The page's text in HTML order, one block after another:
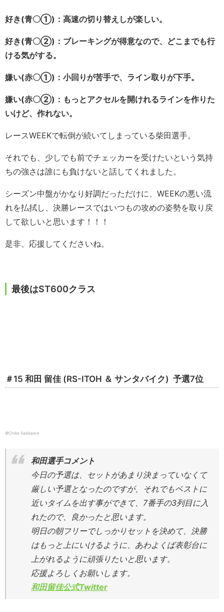
好き(青〇①)：高速の切り替えしが楽しい。
好き(青〇②)：ブレーキングが得意なので、どこまでも行
ける気がする。
嫌い(赤〇①)：小回りが苦手で、ライン取りが下手。
嫌い(赤〇②)：もっとアクセルを開けれるラインを作りた
いけど、作れない。
レースWEEKで転倒が続いてしまっている柴田選手。
それでも、少しでも前でチェッカーを受けたいという気持
ちの強さは誰にも負けないと話してくれました。
シーズン中盤がかなり好調だっただけに、WEEKの悪い流
れを払拭し、決勝レースではいつもの攻めの姿勢を取り戻
して欲しいと思います！！！
是非、応援してくださいね。
最後はST600クラス
＃15 和田 留佳 (RS-ITOH ＆ サンタバイク) 予選7位
©Chika Sakikawa
和田選手コメント
今日の予選は、セットがあまり決まっていなくて
厳しい予選となったのですが、それでもベストに
近いタイムを出す事ができて、7番手の3列目に入
れたので、良かったと思います。
明日の朝フリーでしっかりセットを決めて、決勝
はもっと上にいけるように、あわよくば表彰台に
上がれるように頑張りたいと思います。
応援よろしくお願いします。
和田留佳公式Twitter